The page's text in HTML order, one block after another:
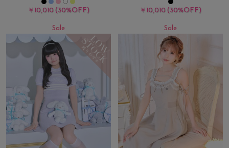
￥10,010(30%OFF) ￥10,010(30%OFF)
Sale Sale